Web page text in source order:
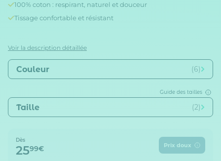
100% coton : respirant, naturel et douceur
Tissage confortable et résistant
Voir la description détaillée
Dès
2599€ Prix doux
Guide des tailles
Taille (2)
Couleur (6)